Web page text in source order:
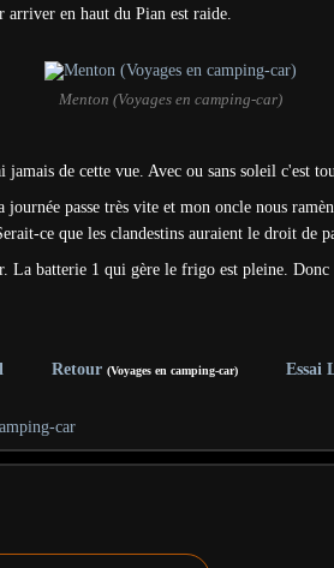
arriver en haut du Pian est raide.
Menton (Voyages en camping-car)
jamais de cette vue. Avec ou sans soleil c'est
journée passe très vite et mon oncle nous
ce que les clandestins auraient le droit de
La batterie 1 qui gère le frigo est pleine. Donc
Retour (Voyages en camping-car) Essai
car